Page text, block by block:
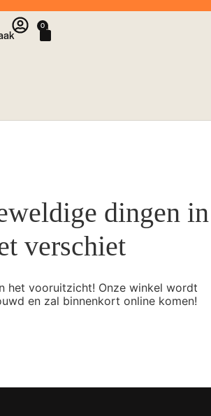
0
dingen in
verschiet
het vooruitzicht! Onze winkel wordt
en zal binnenkort online komen!